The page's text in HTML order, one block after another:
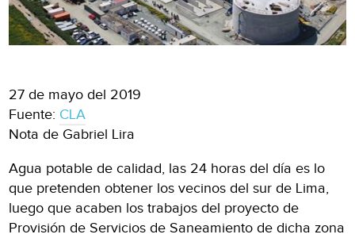
27 de mayo del 2019
Fuente: CLA
Nota de Gabriel Lira
Agua potable de calidad, las 24 horas del día es lo
que pretenden obtener los vecinos del sur de Lima,
luego que acaben los trabajos del proyecto de
Provisión de Servicios de Saneamiento de dicha zona